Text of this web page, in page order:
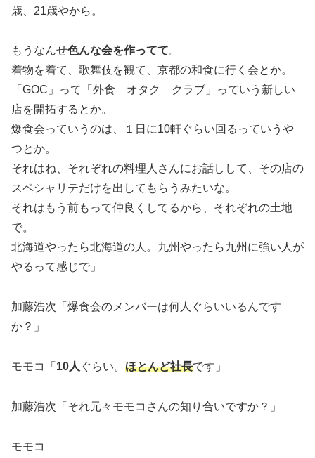
歳、21歳やから。
もうなんせ色んな会を作ってて。
着物を着て、歌舞伎を観て、京都の和食に行く会とか。
「GOC」って「外食 オタク クラブ」っていう新しい
店を開拓するとか。
爆食会っていうのは、１日に10軒ぐらい回るっていうや
つとか。
それはね、それぞれの料理人さんにお話しして、その店の
スペシャリテだけを出してもらうみたいな。
それはもう前もって仲良くしてるから、それぞれの土地
で。
北海道やったら北海道の人。九州やったら九州に強い人が
やるって感じで」
加藤浩次「爆食会のメンバーは何人ぐらいいるんです
か？」
モモコ「 10人 ぐらい。 ほとんど社長です」
加藤浩次「それ元々モモコさんの知り合いですか？」
モモコ